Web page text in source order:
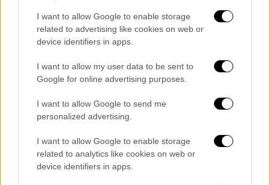
I want to allow Google to enable storage
related to advertising like cookies on web or
device identifiers in apps.
I want to allow my user data to be sent to
Google for online advertising purposes.
I want to allow Google to send me
personalized advertising.
I want to allow Google to enable storage
related to analytics like cookies on web or
device identifiers in apps.
Σημειώνεται πως ακόμη μια σοβαρή
καταγγελία για τηνΚιβωτό του Κόσμουείδς
το φως της δημοσιότητας.
Σύμφωνα με ρεπορτάζ του ΣΚΑΪ, ένας
ανήλικος από τη δομή τουΒόλου
κατήγγειλε
ασέλγεια.
πληροφορίες,κλήθηκε μυστικάνα καταθέσει
πριν από δύο ημέρες, καταγγέλλοντας στις